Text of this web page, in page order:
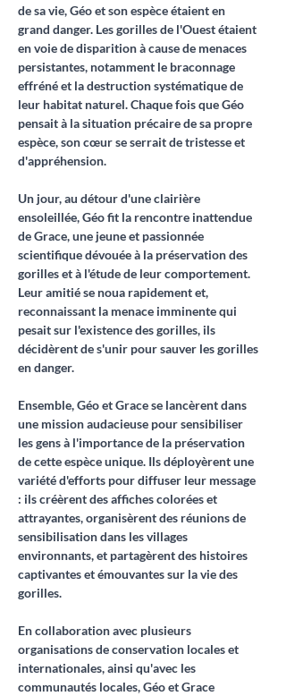
de sa vie, Géo et son espèce étaient en
grand danger. Les gorilles de l'Ouest étaient
en voie de disparition à cause de menaces
persistantes, notamment le braconnage
effréné et la destruction systématique de
leur habitat naturel. Chaque fois que Géo
pensait à la situation précaire de sa propre
espèce, son cœur se serrait de tristesse et
d'appréhension.
Un jour, au détour d'une clairière
ensoleillée, Géo fit la rencontre inattendue
de Grace, une jeune et passionnée
scientifique dévouée à la préservation des
gorilles et à l'étude de leur comportement.
Leur amitié se noua rapidement et,
reconnaissant la menace imminente qui
pesait sur l'existence des gorilles, ils
décidèrent de s'unir pour sauver les gorilles
en danger.
Ensemble, Géo et Grace se lancèrent dans
une mission audacieuse pour sensibiliser
les gens à l'importance de la préservation
de cette espèce unique. Ils déployèrent une
variété d'efforts pour diffuser leur message
: ils créèrent des affiches colorées et
attrayantes, organisèrent des réunions de
sensibilisation dans les villages
environnants, et partagèrent des histoires
captivantes et émouvantes sur la vie des
gorilles.
En collaboration avec plusieurs
organisations de conservation locales et
internationales, ainsi qu'avec les
communautés locales, Géo et Grace